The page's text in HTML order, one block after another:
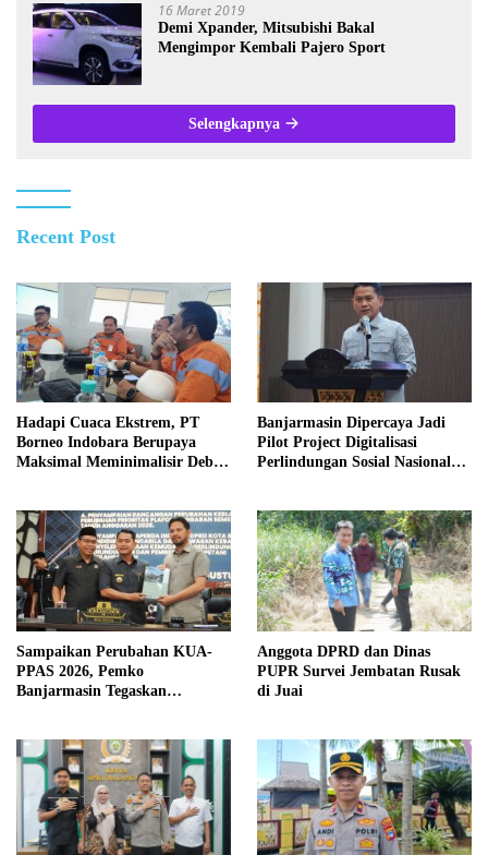
16 Maret 2019
Demi Xpander, Mitsubishi Bakal
Mengimpor Kembali Pajero Sport
Selengkapnya
Recent Post
Hadapi Cuaca Ekstrem, PT
Borneo Indobara Berupaya
Maksimal Meminimalisir Debu
Banjarmasin Dipercaya Jadi
Pilot Project Digitalisasi
Perlindungan Sosial Nasional
Sampaikan Perubahan KUA-
PPAS 2026, Pemko
Banjarmasin Tegaskan
Anggota DPRD dan Dinas
PUPR Survei Jembatan Rusak
di Juai